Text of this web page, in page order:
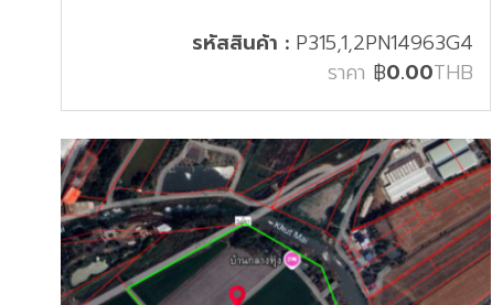
รหัสสินค้า : P315,1,2PN14963G4
ราคา ฿0.00THB